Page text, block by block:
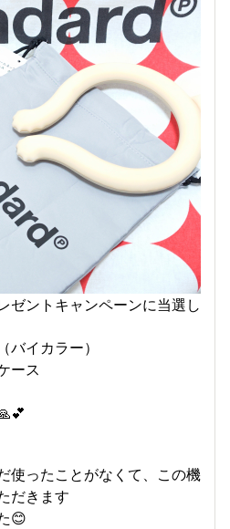
ゼントキャンペーンに当選し
バイカラー）
ース
使ったことがなくて、この機
だきます
😊